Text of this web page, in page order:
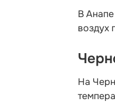
В
воздух
На